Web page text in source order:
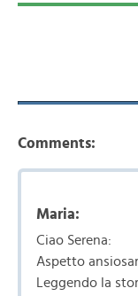
Comments:
Maria:
Ciao Serena:
Aspetto
Leggendo la